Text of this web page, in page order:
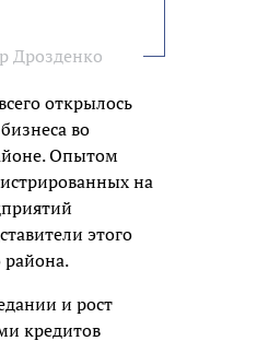
Дрозденко
открылось
во
Опытом
на
этого
и рост
кредитов